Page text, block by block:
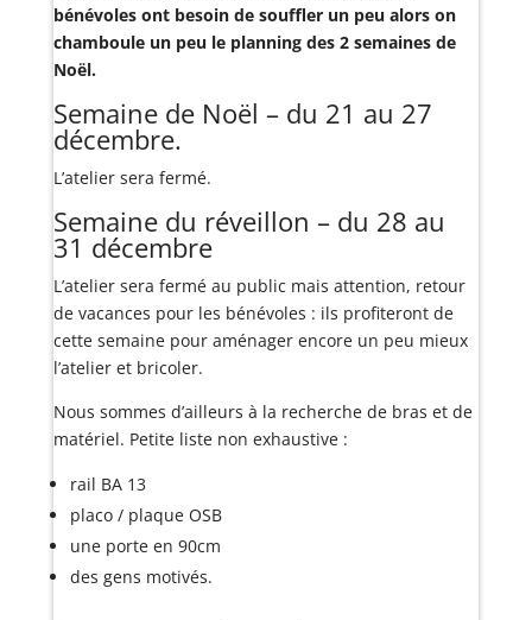
bénévoles ont besoin de souffler un peu alors on
chamboule un peu le planning des 2 semaines de
Noël.
Semaine de Noël – du 21 au 27
décembre.
L’atelier sera fermé.
Semaine du réveillon – du 28 au
31 décembre
L’atelier sera fermé au public mais attention, retour
de vacances pour les bénévoles : ils profiteront de
cette semaine pour aménager encore un peu mieux
l’atelier et bricoler.
Nous sommes d’ailleurs à la recherche de bras et de
matériel. Petite liste non exhaustive :
rail BA 13
placo / plaque OSB
une porte en 90cm
des gens motivés.